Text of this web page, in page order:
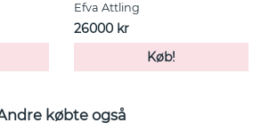
Efva Attling
26000 kr
Køb!
købte også